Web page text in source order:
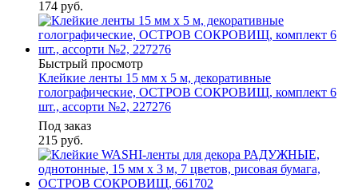
174 руб.
Быстрый просмотр
Клейкие ленты 15 мм х 5 м, декоративные
голографические, ОСТРОВ СОКРОВИЩ, комплект 6
шт., ассорти №2, 227276
Под заказ
215 руб.